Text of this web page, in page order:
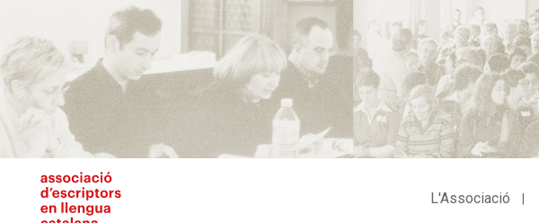
contingut
L'Associació